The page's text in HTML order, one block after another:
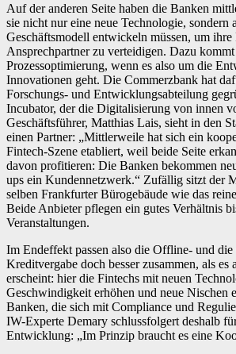
Auf der anderen Seite haben die Banken
sie nicht nur eine neue Technologie, sondern
Geschäftsmodell entwickeln müssen, um ihre
Ansprechpartner zu verteidigen. Dazu
Prozessoptimierung, wenn es also um die
Innovationen geht. Die Commerzbank hat
Forschungs- und Entwicklungsabteilung
Incubator, der die Digitalisierung von innen
Geschäftsführer, Matthias Lais, sieht in den
einen Partner: „Mittlerweile hat sich ein
Fintech-Szene etabliert, weil beide Seite
davon profitieren: Die Banken bekommen
ups ein Kundennetzwerk.“ Zufällig sitzt der
selben Frankfurter Bürogebäude wie das
Beide Anbieter pflegen ein gutes Verhältnis
Veranstaltungen.
Im Endeffekt passen also die Offline- und
Kreditvergabe doch besser zusammen, als es
erscheint: hier die Fintechs mit neuen
Geschwindigkeit erhöhen und neue Nischen
Banken, die sich mit Compliance und
IW-Experte Demary schlussfolgert deshalb
Entwicklung: „Im Prinzip braucht es eine